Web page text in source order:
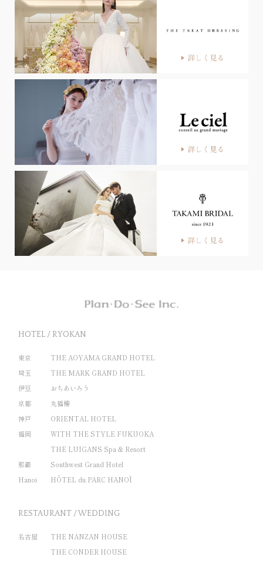
HOTEL / RYOKAN
東京
THE AOYAMA GRAND HOTEL
埼玉
THE MARK GRAND HOTEL
伊豆
おちあいろう
京都
丸福樓
神戸
ORIENTAL HOTEL
福岡
WITH THE STYLE FUKUOKA
THE LUIGANS Spa & Resort
那覇
Southwest Grand Hotel
Hanoi
HÔTEL du PARC HANOÏ
RESTAURANT / WEDDING
名古屋
THE NANZAN HOUSE
THE CONDER HOUSE